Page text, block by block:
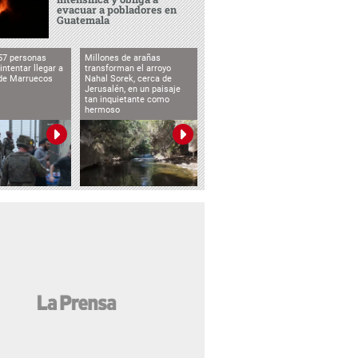
evacuar a pobladores en
Guatemala
personas
llegar a
Marruecos
Millones de arañas
transforman el arroyo
Nahal Sorek, cerca de
Jerusalén, en un paisaje
tan inquietante como
hermoso